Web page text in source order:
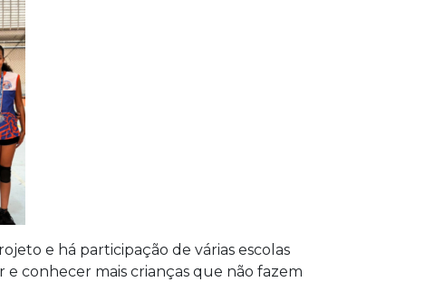
e há participação de várias escolas
e conhecer mais crianças que não fazem